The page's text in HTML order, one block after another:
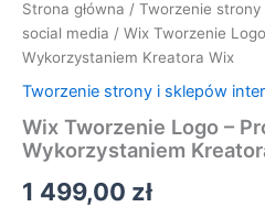
Strona główna / Tworzenie
social media / Wix Tworzenie
Wykorzystaniem Kreatora Wix
Tworzenie strony i sklepów
Wix Tworzenie Logo –
Wykorzystaniem
1 499,00 zł